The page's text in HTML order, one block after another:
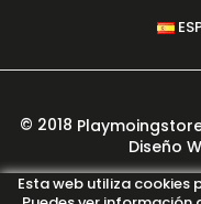
Esta web utiliza cookies
© 2018
Diseño
PAGO